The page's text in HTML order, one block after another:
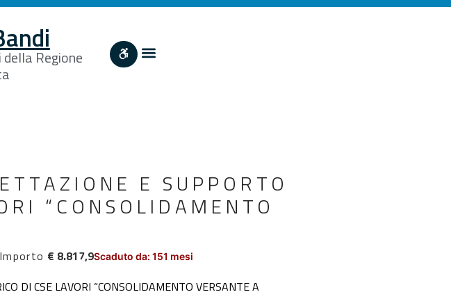
Regione
E SUPPORTO
“CONSOLIDAMENTO
Importo € 8.817,9Scaduto da: 151 mesi
DI CSE LAVORI “CONSOLIDAMENTO VERSANTE A